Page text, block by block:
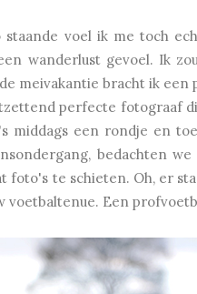
staande voel ik me toch
wanderlust gevoel. Ik
meivakantie bracht ik een
perfecte fotograaf
middags een rondje en
bedachten
foto's te schieten. Oh, er
voetbaltenue. Een